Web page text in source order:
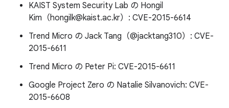
KAIST System Security Lab の Hongil
Kim（hongilk@kaist.ac.kr）: CVE-2015-6614
Trend Micro の Jack Tang（@jacktang310）: CVE-
2015-6611
Trend Micro の Peter Pi: CVE-2015-6611
Google Project Zero の Natalie Silvanovich: CVE-
2015-6608